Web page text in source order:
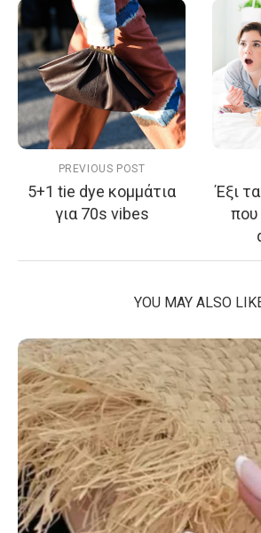
PREVIOUS POST
5+1 tie dye κομμάτια
για 70s vibes
Έξι
που
YOU MAY ALSO